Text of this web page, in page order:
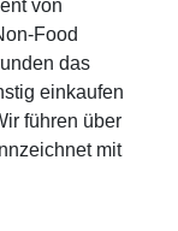
von
Food
das
einkaufen
führen über
mit